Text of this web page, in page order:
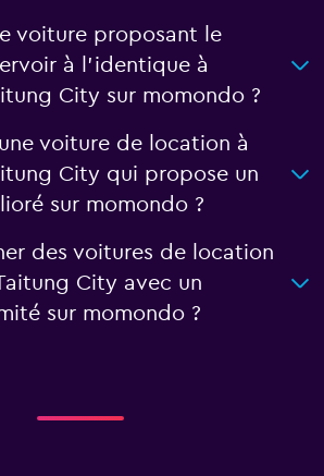
voiture proposant le
à l’identique à
City sur momondo ?
voiture de location à
City qui propose un
sur momondo ?
des voitures de location
City avec un
sur momondo ?